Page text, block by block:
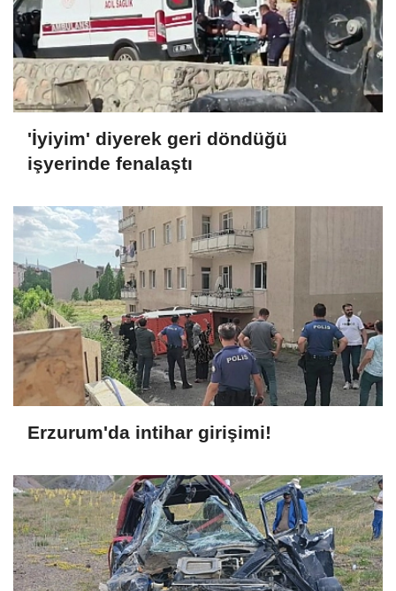
'İyiyim' diyerek geri döndüğü
işyerinde fenalaştı
Erzurum'da intihar girişimi!